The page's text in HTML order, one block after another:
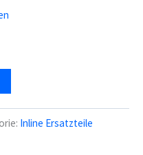
Inline Ersatzteile